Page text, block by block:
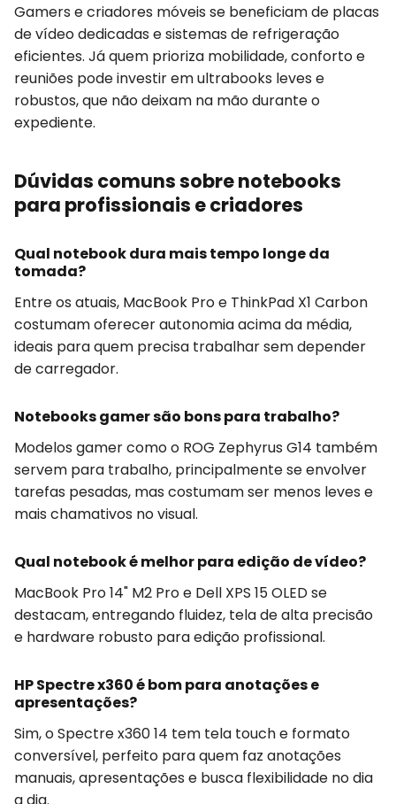
Gamers e criadores móveis se beneficiam de placas
de vídeo dedicadas e sistemas de refrigeração
eficientes. Já quem prioriza mobilidade, conforto e
reuniões pode investir em ultrabooks leves e
robustos, que não deixam na mão durante o
expediente.
Dúvidas comuns sobre notebooks
para profissionais e criadores
Qual notebook dura mais tempo longe da
tomada?
Entre os atuais, MacBook Pro e ThinkPad X1 Carbon
costumam oferecer autonomia acima da média,
ideais para quem precisa trabalhar sem depender
de carregador.
Notebooks gamer são bons para trabalho?
Modelos gamer como o ROG Zephyrus G14 também
servem para trabalho, principalmente se envolver
tarefas pesadas, mas costumam ser menos leves e
mais chamativos no visual.
Qual notebook é melhor para edição de vídeo?
MacBook Pro 14" M2 Pro e Dell XPS 15 OLED se
destacam, entregando fluidez, tela de alta precisão
e hardware robusto para edição profissional.
HP Spectre x360 é bom para anotações e
apresentações?
Sim, o Spectre x360 14 tem tela touch e formato
conversível, perfeito para quem faz anotações
manuais, apresentações e busca flexibilidade no dia